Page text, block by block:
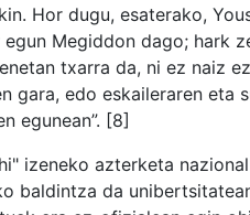
Hor dugu, esaterako,
Megiddon dago; hark
txarra da, ni ez naiz
gara, edo eskaileraren eta
egunean”. [8]
izeneko azterketa
baldintza da